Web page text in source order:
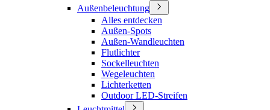
Außenbeleuchtung
Alles entdecken
Außen-Spots
Außen-Wandleuchten
Flutlichter
Sockelleuchten
Wegeleuchten
Lichterketten
Outdoor LED-Streifen